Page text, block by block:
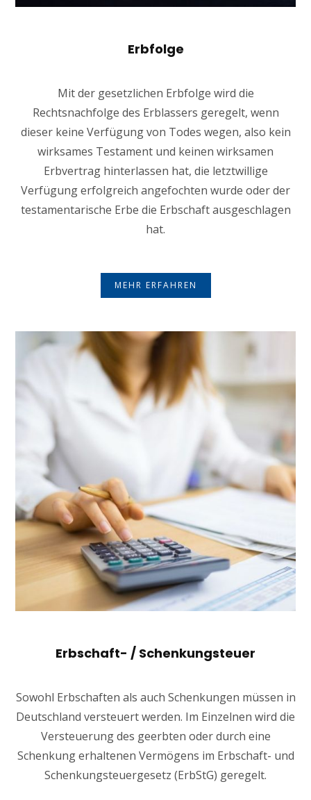
Erbfolge
Mit der gesetzlichen Erbfolge wird die
Rechtsnachfolge des Erblassers geregelt, wenn
dieser keine Verfügung von Todes wegen, also kein
wirksames Testament und keinen wirksamen
Erbvertrag hinterlassen hat, die letztwillige
Verfügung erfolgreich angefochten wurde oder der
testamentarische Erbe die Erbschaft ausgeschlagen
hat.
MEHR ERFAHREN
Erbschaft- / Schenkungsteuer
Sowohl Erbschaften als auch Schenkungen müssen in
Deutschland versteuert werden. Im Einzelnen wird die
Versteuerung des geerbten oder durch eine
Schenkung erhaltenen Vermögens im Erbschaft- und
Schenkungsteuergesetz (ErbStG) geregelt.